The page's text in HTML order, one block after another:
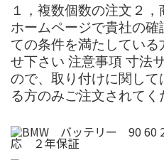
１，複数個数の注文２，
ホームページで貴社の
ての条件を満たしてい
せ下さい 注意事項 寸法
ので、取り付けに関して
る方のみご注文されてく